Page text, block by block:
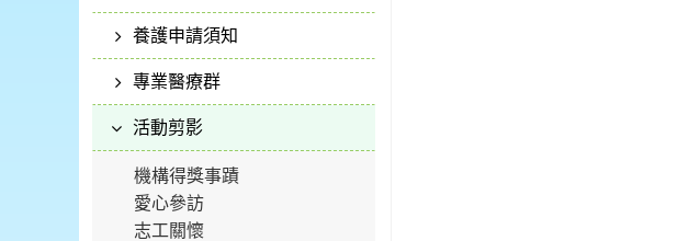
養護申請須知
專業醫療群
活動剪影
機構得獎事蹟
愛心參訪
志工關懷